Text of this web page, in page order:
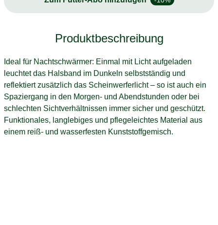
Produktbeschreibung
Ideal für Nachtschwärmer: Einmal mit Licht aufgeladen
leuchtet das Halsband im Dunkeln selbstständig und
reflektiert zusätzlich das Scheinwerferlicht – so ist auch ein
Spaziergang in den Morgen- und Abendstunden oder bei
schlechten Sichtverhältnissen immer sicher und geschützt.
Funktionales, langlebiges und pflegeleichtes Material aus
einem reiß- und wasserfesten Kunststoffgemisch.